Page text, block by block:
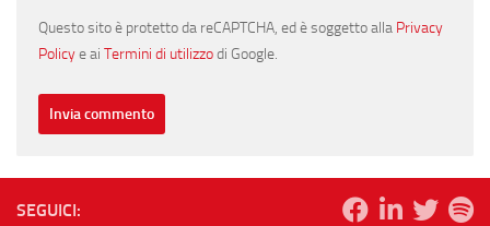
Questo sito è protetto da reCAPTCHA, ed è soggetto alla Privacy
Policye ai Termini di utilizzodi Google.
SEGUICI: